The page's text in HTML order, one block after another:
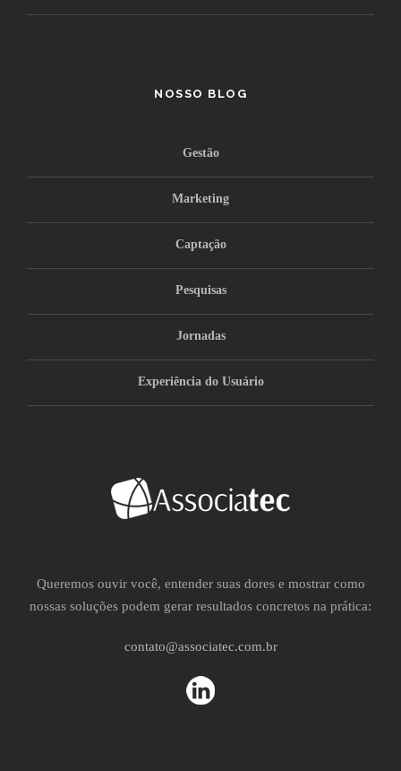
NOSSO BLOG
Gestão
Marketing
Captação
Pesquisas
Jornadas
Experiência do Usuário
Queremos ouvir você, entender suas dores e mostrar como
nossas soluções podem gerar resultados concretos na prática:
contato@associatec.com.br